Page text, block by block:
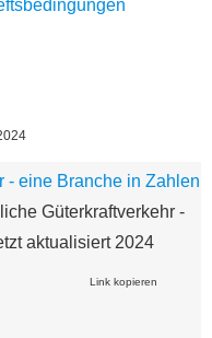
- eine Branche in Zahlen
Güterkraftverkehr -
aktualisiert 2024
Link kopieren